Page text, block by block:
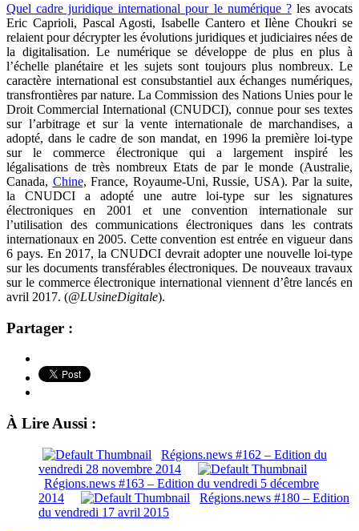
Quel cadre juridique international pour le numérique ?les avocats
Eric Caprioli, Pascal Agosti, Isabelle Cantero et Ilène Choukri se
relaient pour décrypter les évolutions juridiques et judiciaires nées de
la digitalisation. Le numérique se développe de plus en plus à
l’échelle planétaire et les sujets sont toujours plus nombreux. Le
caractère international est consubstantiel aux échanges numériques,
transfrontières par nature. La Commission des Nations Unies pour le
Droit Commercial International (CNUDCI), connue pour ses textes
sur l’arbitrage et sur la vente internationale de marchandises, a
adopté, dans le cadre de son mandat, en 1996 la première loi-type
sur le commerce électronique qui a largement inspiré les
légalisations de très nombreux Etats de par le monde (Australie,
Canada, Chine, France, Royaume-Uni, Russie, USA). Par la suite,
la CNUDCI a adopté une autre loi-type sur les signatures
électroniques en 2001 et une convention internationale sur
l’utilisation des communications électroniques dans les contrats
internationaux en 2005. Cette convention est entrée en vigueur dans
6 pays. En 2017, la CNUDCI devrait adopter une nouvelle loi-type
sur les documents transférables électroniques. De nouveaux travaux
sur le commerce électronique international viennent d’être lancés en
avril 2017. (@LUsineDigitale).
Partager :
À Lire Aussi :
Régions.news #162 – Edition du
vendredi 28 novembre 2014
Régions.news #163 – Edition du vendredi 5 décembre
2014
Régions.news #180 – Edition
du vendredi 17 avril 2015